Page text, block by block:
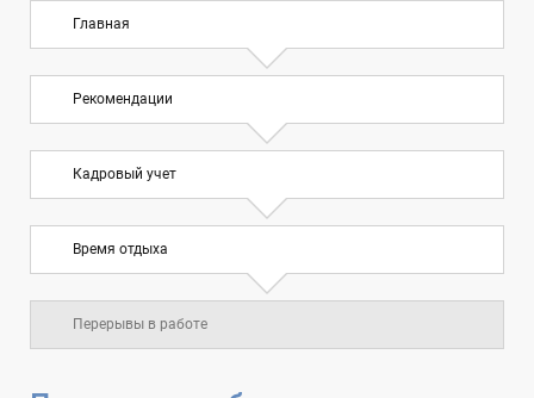
Главная
Рекомендации
Кадровый учет
Время отдыха
Перерывы в работе